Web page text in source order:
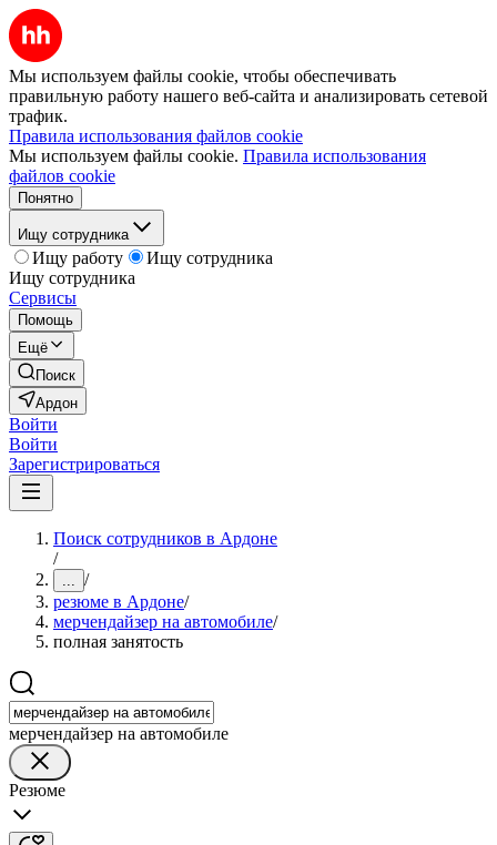
Мы используем файлы cookie, чтобы обеспечивать
правильную работу нашего веб-сайта и анализировать сетевой
трафик.
Правила использования файлов cookie
Мы используем файлы cookie. Правила использования
файлов cookie
Понятно
Ищу сотрудника
Ищу работу
Ищу сотрудника
Ищу сотрудника
Сервисы
Помощь
Ещё
Поиск
Ардон
Войти
Войти
Зарегистрироваться
Поиск сотрудников в Ардоне
/
... /
резюме в Ардоне/
мерчендайзер на автомобиле/
полная занятость
мерчендайзер на автомобиле
Резюме